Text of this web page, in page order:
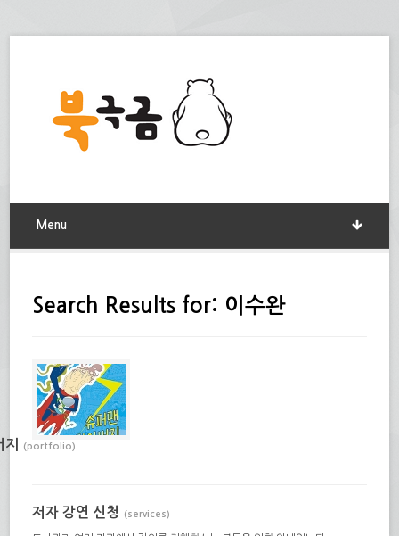
Menu
Search Results for: 이수완
지 (portfolio)
저자 강연 신청 (services)